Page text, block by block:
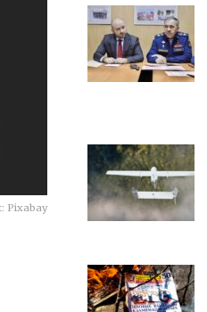
Pixabay